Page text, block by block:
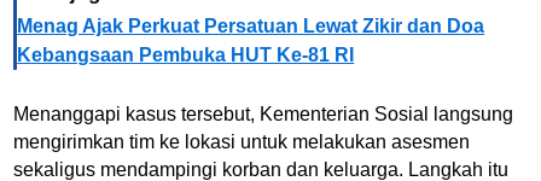
Menag Ajak Perkuat Persatuan Lewat Zikir dan Doa
Kebangsaan Pembuka HUT Ke-81 RI
Menanggapi kasus tersebut, Kementerian Sosial langsung
mengirimkan tim ke lokasi untuk melakukan asesmen
sekaligus mendampingi korban dan keluarga. Langkah itu